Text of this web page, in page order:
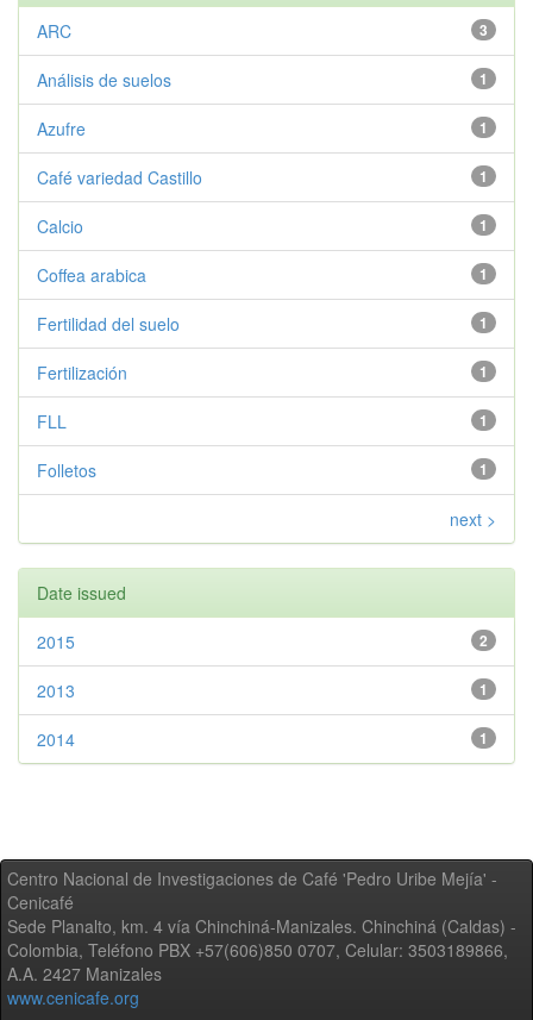
3
ARC
1
Análisis de suelos
1
Azufre
1
Café variedad Castillo
1
Calcio
1
Coffea arabica
1
Fertilidad del suelo
1
Fertilización
1
FLL
1
Folletos
next >
Date issued
2
2015
1
2013
1
2014
Centro Nacional de Investigaciones de Café 'Pedro Uribe Mejía' -
Cenicafé
Sede Planalto, km. 4 vía Chinchiná-Manizales. Chinchiná (Caldas) -
Colombia, Teléfono PBX +57(606)850 0707, Celular: 3503189866,
A.A. 2427 Manizales
www.cenicafe.org